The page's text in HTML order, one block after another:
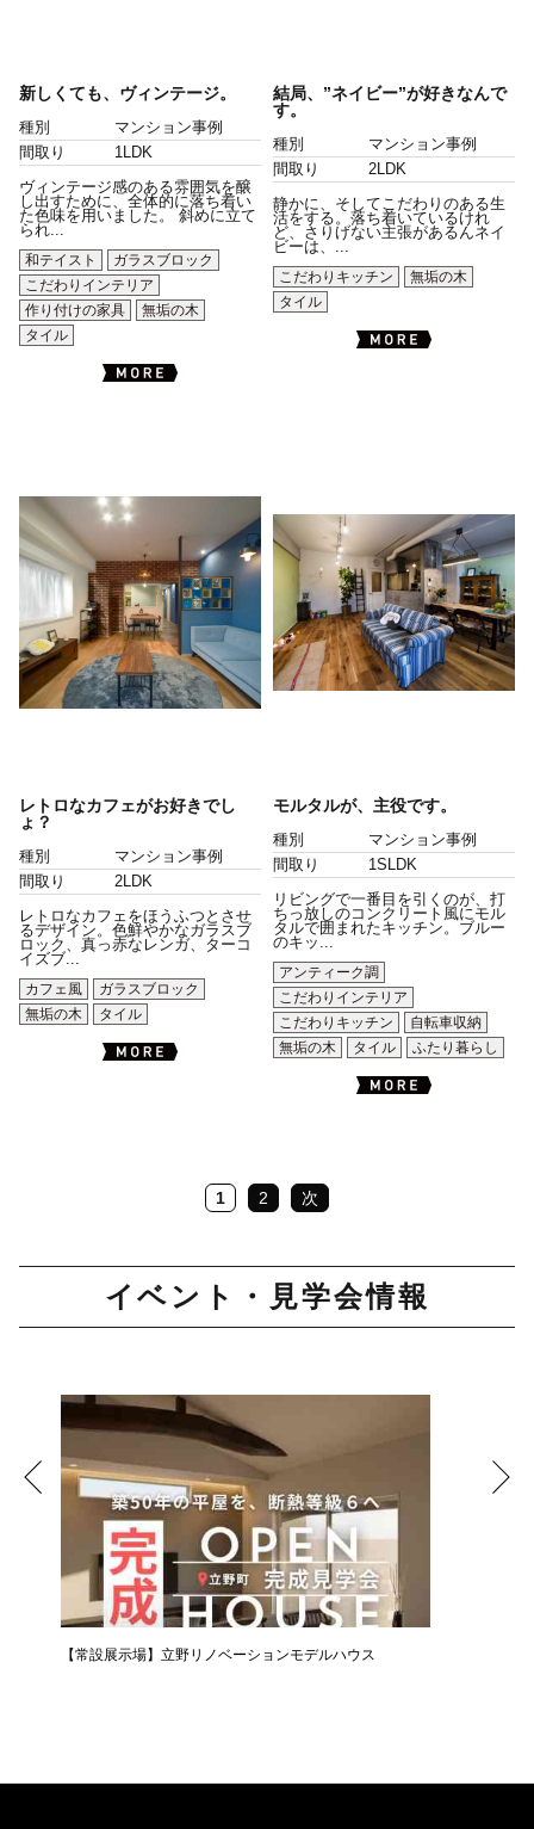
新しくても、ヴィンテージ。
種別
マンション事例
間取り
1LDK
ヴィンテージ感のある雰囲気を醸
し出すために、全体的に落ち着い
た色味を用いました。 斜めに立て
られ...
和テイスト
ガラスブロック
こだわりインテリア
作り付けの家具
無垢の木
タイル
結局、”ネイビー”が好きなんで
す。
種別
マンション事例
間取り
2LDK
静かに、そしてこだわりのある生
活をする。落ち着いているけれ
ど、さりげない主張があるんネイ
ビーは、...
こだわりキッチン
無垢の木
タイル
レトロなカフェがお好きでし
ょ？
種別
マンション事例
間取り
2LDK
レトロなカフェをほうふつとさせ
るデザイン。色鮮やかなガラスブ
ロック、真っ赤なレンガ、ターコ
イズブ...
カフェ風
ガラスブロック
無垢の木
タイル
モルタルが、主役です。
種別
マンション事例
間取り
1SLDK
リビングで一番目を引くのが、打
ちっ放しのコンクリート風にモル
タルで囲まれたキッチン。ブルー
のキッ...
アンティーク調
こだわりインテリア
こだわりキッチン
自転車収納
無垢の木
タイル ふたり暮らし
1 2 次
イベント・見学会情報
【常設展示場】立野リノベーションモデルハウス